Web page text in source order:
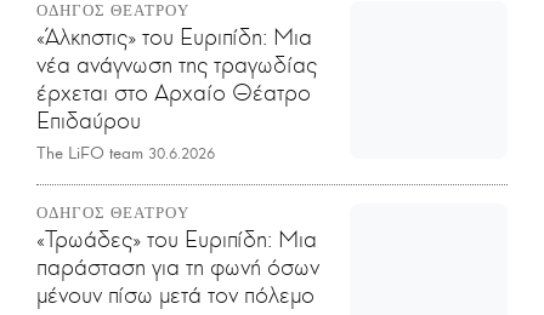
ΟΔΗΓΟΣ ΘΕΑΤΡΟΥ
«Άλκηστις» του Ευριπίδη: Μια
νέα ανάγνωση της τραγωδίας
έρχεται στο Αρχαίο Θέατρο
Επιδαύρου
The LiFO team 30.6.2026
ΟΔΗΓΟΣ ΘΕΑΤΡΟΥ
«Τρωάδες» του Ευριπίδη: Mια
παράσταση για τη φωνή όσων
μένουν πίσω μετά τον πόλεμο